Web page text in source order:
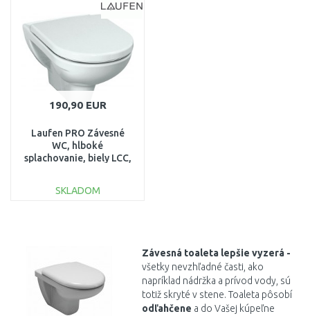
190,90 EUR
Laufen PRO Závesné
WC, hlboké
splachovanie, biely LCC,
SKLADOM
Závesná toaleta lepšie vyzerá -
všetky nevzhľadné časti ako
napríklad nádržka a prívod vody sú
totiž skryté v stene. Toaleta pôsobí
odľahčene a do Vašej kúpeľne